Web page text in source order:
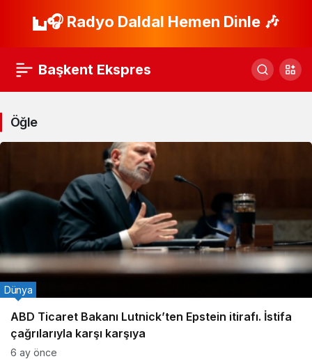
🎧 Radyo Daldal Hemen Dinle 🎶
Başkent Ekspres
Öğle
ABD Ticaret Bakanı Lutnick’ten Epstein itirafı. İstifa
çağrılarıyla karşı karşıya
Dünya
6 ay önce